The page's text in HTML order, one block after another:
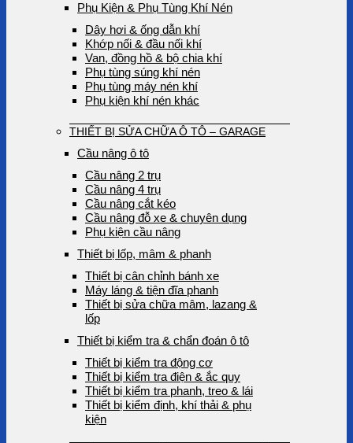
Phụ Kiện & Phụ Tùng Khí Nén
Dây hơi & ống dẫn khí
Khớp nối & đầu nối khí
Van, đồng hồ & bộ chia khí
Phụ tùng súng khí nén
Phụ tùng máy nén khí
Phụ kiện khí nén khác
THIẾT BỊ SỬA CHỮA Ô TÔ – GARAGE
Cầu nâng ô tô
Cầu nâng 2 trụ
Cầu nâng 4 trụ
Cầu nâng cắt kéo
Cầu nâng đỗ xe & chuyên dụng
Phụ kiện cầu nâng
Thiết bị lốp, mâm & phanh
Thiết bị cân chỉnh bánh xe
Máy láng & tiện đĩa phanh
Thiết bị sửa chữa mâm, lazang &
lốp
Thiết bị kiểm tra & chẩn đoán ô tô
Thiết bị kiểm tra động cơ
Thiết bị kiểm tra điện & ắc quy
Thiết bị kiểm tra phanh, treo & lái
Thiết bị kiểm định, khí thải & phụ
kiện